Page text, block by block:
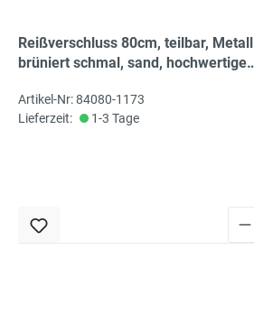
Reißverschluss 80cm, teilbar, Metall
brüniert schmal, sand, hochwertiger
Rubi/Barcelona
Artikel-Nr: 84080-1173
Lieferzeit:
1-3 Tage